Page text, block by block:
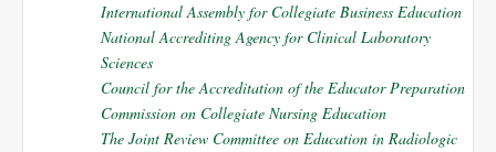
International Assembly for Collegiate Business Education
National Accrediting Agency for Clinical Laboratory
Sciences
Council for the Accreditation of the Educator Preparation
Commission on Collegiate Nursing Education
The Joint Review Committee on Education in Radiologic